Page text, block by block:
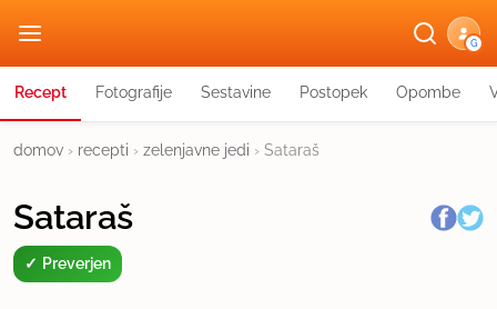
G
Recept Fotografije Sestavine Postopek Opombe
domov › recepti › zelenjavne jedi › Sataraš
Sataraš
Preverjen